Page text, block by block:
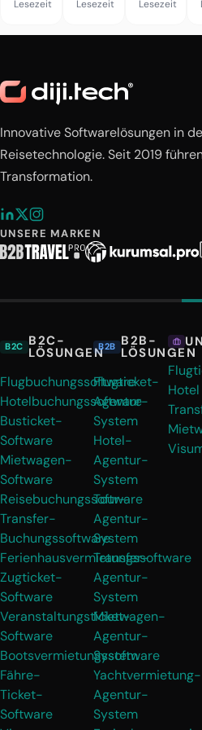
Lesezeit
Lesezeit
Lesezeit
Innovative Softwarelösungen in
Reisetechnologie. Seit 2019
Transformation.
UNSERE MARKEN
B2C B2C-
LÖSUNGEN
Flugbuchungssoftware
Hotelbuchungssoftware
Busticket-
Software
Mietwagen-
Software
Reisebuchungssoftware
Transfer-
Buchungssoftware
Ferienhausvermietungssoftware
Zugticket-
Software
Veranstaltungsticket-
Software
Bootsvermietungssoftware
Fähre-
Ticket-
Software
B2B B2B-
LÖSUNGEN
Flugticket-
Agentur-
System
Hotel-
Agentur-
System
Tour-
Agentur-
System
Transfer-
Agentur-
System
Mietwagen-
Agentur-
System
Yachtvermietung-
Agentur-
System
Hotel